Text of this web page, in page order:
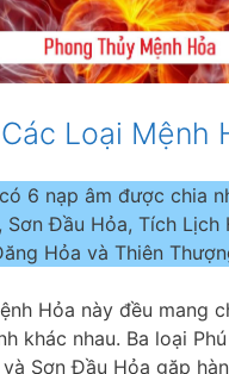
Các Loại Mệnh
6 nạp âm được chia
Sơn Đầu Hỏa, Tích Lịch
Hỏa và Thiên
Hỏa này đều mang
khác nhau. Ba loại
Sơn Đầu Hỏa gặp